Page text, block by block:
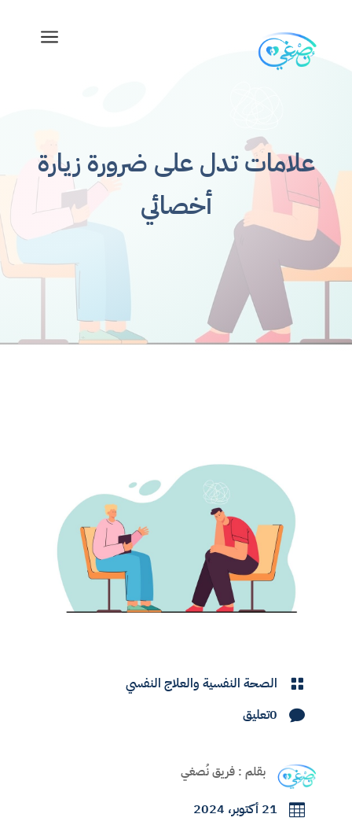
a
علامات تدل على ضرورة زيارة
أخصائي
 الصحة النفسية والعلاج النفسي
 0تعليق
بقلم : فريق نُصغي
 21 أكتوبر، 2024